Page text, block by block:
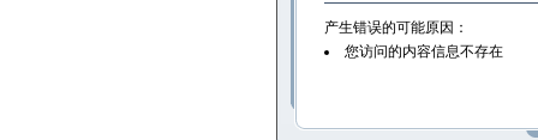
产生错误的可能原因：
您访问的内容信息不存在